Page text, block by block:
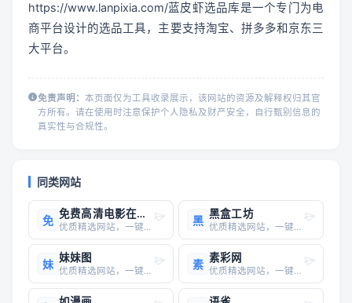
https://www.lanpixia.com/蓝皮虾选品库是一个专门为电
商平台设计的选品工具，主要支持淘宝、拼多多和京东三
大平台。
免责声明： 本页面仅为工具收录展示，该网站的资源及解释权归其官
方所有。请在使用时注意保护个人隐私及财产安全，自行甄别信息的
真实性与合规性。
同类网站
免 免费高清电影在线观看
优质精选网站，一键直达
黑 黑盒工坊
优质精选网站，一键直达
妹 妹妹图
优质精选网站，一键直达
素 素彩网
优质精选网站，一键直达